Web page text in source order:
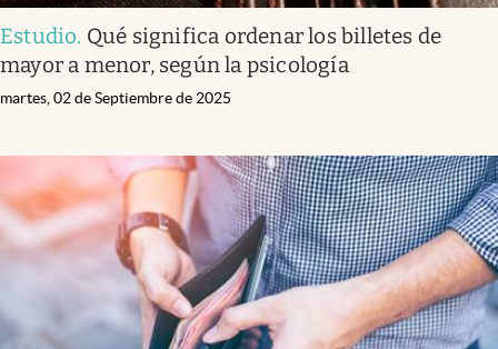
Estudio. Qué significa ordenar los billetes de
mayor a menor, según la psicología
martes, 02 de Septiembre de 2025